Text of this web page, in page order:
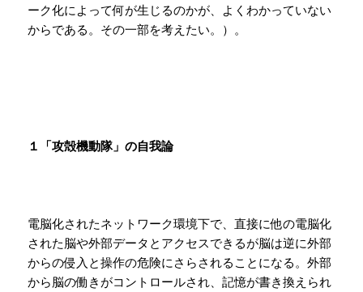
ーク化によって何が生じるのかが、よくわかっていない
からである。その一部を考えたい。）。
１「攻殻機動隊」の自我論
電脳化されたネットワーク環境下で、直接に他の電脳化
された脳や外部データとアクセスできるが脳は逆に外部
からの侵入と操作の危険にさらされることになる。外部
から脳の働きがコントロールされ、記憶が書き換えられ